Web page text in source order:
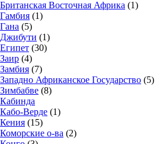
Британская Восточная Африка (1)
Гамбия (1)
Гана (5)
Джибути (1)
Египет (30)
Заир (4)
Замбия (7)
Западно Африканское Государство (5)
Зимбабве (8)
Кабинда
Кабо-Верде (1)
Кения (15)
Коморские о-ва (2)